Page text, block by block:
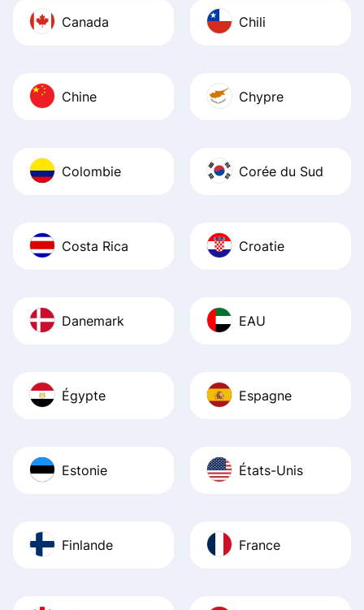
Canada Chili
Chine Chypre
Colombie Corée du Sud
Costa Rica Croatie
Danemark EAU
Égypte Espagne
Estonie États-Unis
Finlande France